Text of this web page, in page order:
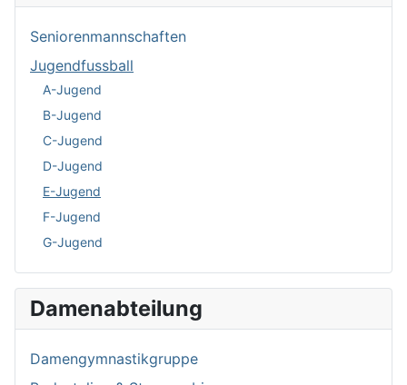
Seniorenmannschaften
Jugendfussball
A-Jugend
B-Jugend
C-Jugend
D-Jugend
E-Jugend
F-Jugend
G-Jugend
Damenabteilung
Damengymnastikgruppe